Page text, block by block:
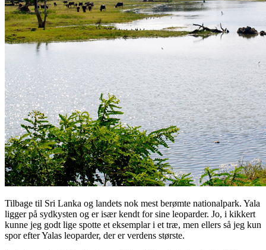
Tilbage til Sri Lanka og landets nok mest berømte nationalpark. Yala
ligger på sydkysten og er især kendt for sine leoparder. Jo, i kikkert
kunne jeg godt lige spotte et eksemplar i et træ, men ellers så jeg kun
spor efter Yalas leoparder, der er verdens største.